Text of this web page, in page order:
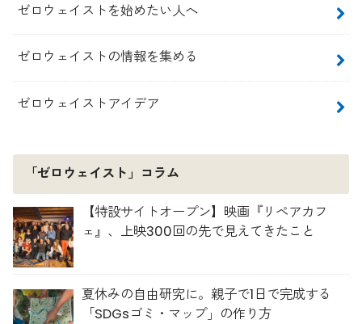
ゼロウェイストを始めたい人へ
ゼロウェイストの情報を集める
ゼロウェイストアイデア
「ゼロウェイスト」コラム
【特設サイトオープン】映画『リペアカフ
ェ』、上映300回の先で見えてきたこと
夏休みの自由研究に。親子で1日で完成する
「SDGsゴミ・マップ」の作り方